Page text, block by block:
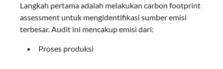
Langkah pertama adalah melakukan carbon footprint
assessment untuk mengidentifikasi sumber emisi
terbesar. Audit ini mencakup emisi dari:
Proses produksi